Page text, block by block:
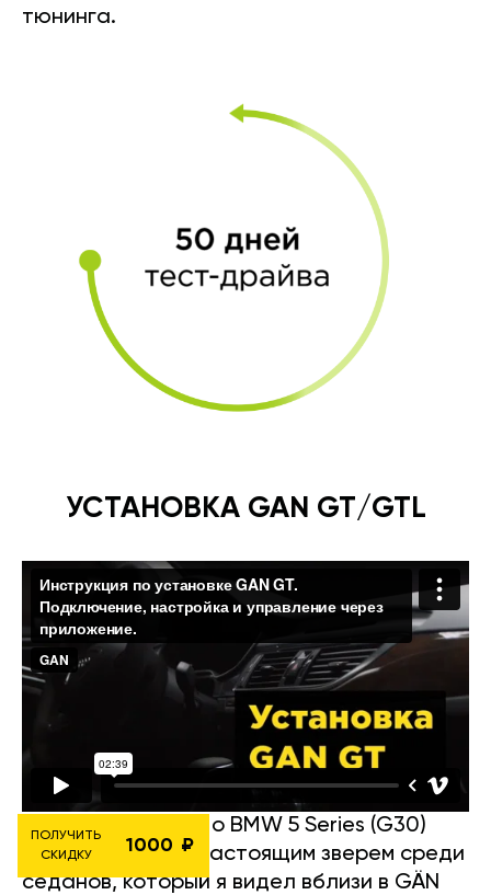
тюнинга.
УСТАНОВКА GAN GT/GTL
Вот подробности о BMW 5 Series (G30)
550i 2017 года — настоящим зверем среди
седанов, который я видел вблизи в GÄN
ПОЛУЧИТЬ
СКИДКУ
1000